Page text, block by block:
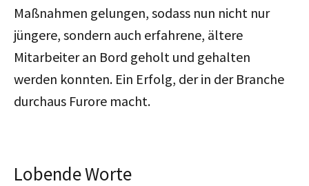
Maßnahmen gelungen, sodass nun nicht nur
jüngere, sondern auch erfahrene, ältere
Mitarbeiter an Bord geholt und gehalten
werden konnten. Ein Erfolg, der in der Branche
durchaus Furore macht.
Lobende Worte